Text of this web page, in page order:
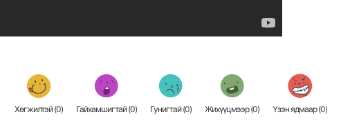
Хөгжилтэй (0) Гайхамшигтай (0) Гунигтай (0) Жихүүцмээр (0) Үзэн ядмаар (0)